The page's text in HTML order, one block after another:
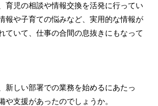
育児の相談や情報交換を活発に行ってい
報や子育ての悩みなど、実用的な情報が
ていて、仕事の合間の息抜きにもなって
新しい部署での業務を始めるにあたっ
や支援があったのでしょうか。